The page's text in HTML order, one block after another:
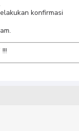
konfirmasi